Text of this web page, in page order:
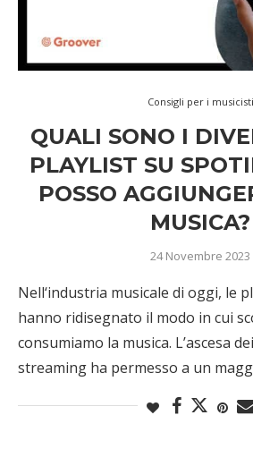
Consigli per i musicisti
QUALI SONO I
PLAYLIST SU
POSSO
MUSICA?
24 Novembre 2023
Nell‘industria musicale di oggi, le
hanno ridisegnato il modo in cui
consumiamo la musica. L’ascesa
streaming ha permesso a un